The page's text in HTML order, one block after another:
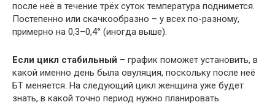
после неё в течение трёх суток температура поднимется.
Постепенно или скачкообразно – у всех по-разному,
примерно на 0,3–0,4° (иногда выше).
Если цикл стабильный – график поможет установить, в
какой именно день была овуляция, поскольку после неё
БТ меняется. На следующий цикл женщина уже будет
знать, в какой точно период нужно планировать.